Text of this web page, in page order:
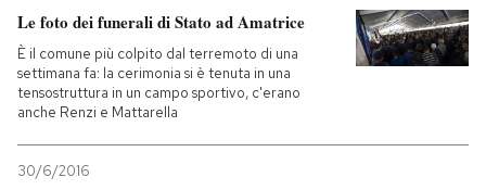
Le foto dei funerali di Stato ad Amatrice
È il comune più colpito dal terremoto di una
settimana fa: la cerimonia si è tenuta in una
tensostruttura in un campo sportivo, c'erano
anche Renzi e Mattarella
30/6/2016